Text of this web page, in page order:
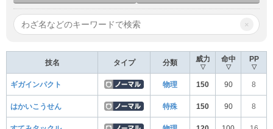
×
技名 タイプ 分類 威力
▽
命中
▽
PP
▽
ギガインパクト 物理 150 90 8
はかいこうせん 特殊 150 90 8